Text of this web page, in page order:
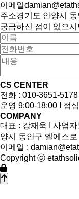
이메일
주소경기도 안양시
궁금하신 점이 있으
CS CENTER
전화 : 010-3651-
운영 9:00-18:00 I 점
COMPANY
대표 : 강재욱 I 사업
양시 동안구 엘에스
이메일 :
Copyright ⓒ